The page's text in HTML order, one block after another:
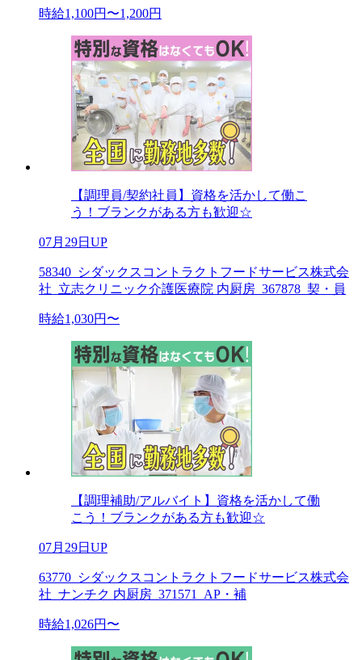
時給1,100円〜1,200円
【調理員/契約社員】資格を活かして働こ
う！ブランクがある方も歓迎☆
07月29日UP
58340_シダックスコントラクトフードサービス株式会
社_立志クリニック介護医療院 内厨房_367878_契・員
時給1,030円〜
【調理補助/アルバイト】資格を活かして働
こう！ブランクがある方も歓迎☆
07月29日UP
63770_シダックスコントラクトフードサービス株式会
社_ナンチク 内厨房_371571_AP・補
時給1,026円〜